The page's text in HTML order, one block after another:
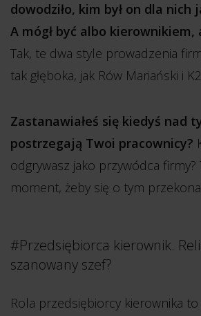
dowodziło, kim był on dla nich
A mógł być albo kierownikiem,
Tak, te dwa style prowadzenia
tak głęboka, jak Rów Mariański i
Zastanawiałeś się kiedyś nad
postrzegają Twoi pracownicy?
odgrywasz jako przywódca
moment, żeby się o tym
#Przedsiębiorca kierownik.
szanowany szef?
Rola przedsiębiorcy kierownika to